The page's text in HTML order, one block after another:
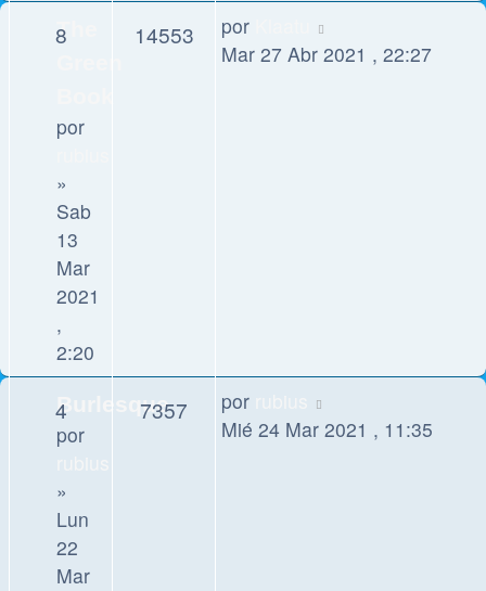
The
por
»
Sab
13
Mar
2021
,
2:20
8 14553 por
Mar 27 Abr 2021 , 22:27
Burlesque
por
»
Lun
22
Mar
4 7357 por
Mié 24 Mar 2021 , 11:35